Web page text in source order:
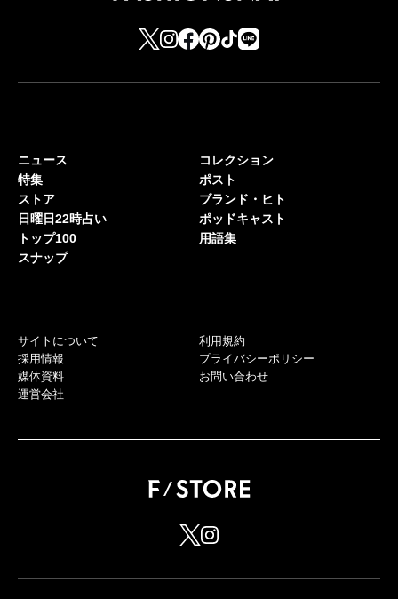
ニュース
特集
ストア
日曜日22時占い
トップ100
スナップ
コレクション
ポスト
ブランド・ヒト
ポッドキャスト
用語集
サイトについて
採用情報
媒体資料
運営会社
利用規約
プライバシーポリシー
お問い合わせ